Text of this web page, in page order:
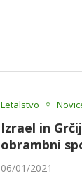
Letalstvo
Izrael in
obrambni
06/01/2021